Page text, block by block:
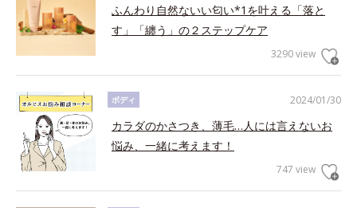
ふんわり自然ないい匂い*1を叶える「落と
す」「纏う」の２ステップケア
3290 view
2024/01/30
ボディ
カラダのかさつき、薄毛…人には言えないお
悩み、一緒に考えます！
747 view